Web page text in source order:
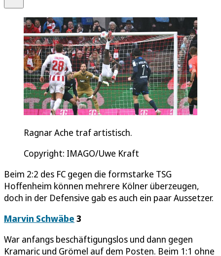
Ragnar Ache traf artistisch.
Copyright: IMAGO/Uwe Kraft
Beim 2:2 des FC gegen die formstarke TSG
Hoffenheim können mehrere Kölner überzeugen,
doch in der Defensive gab es auch ein paar Aussetzer.
Marvin Schwäbe 3
War anfangs beschäftigungslos und dann gegen
Kramaric und Grömel auf dem Posten. Beim 1:1 ohne